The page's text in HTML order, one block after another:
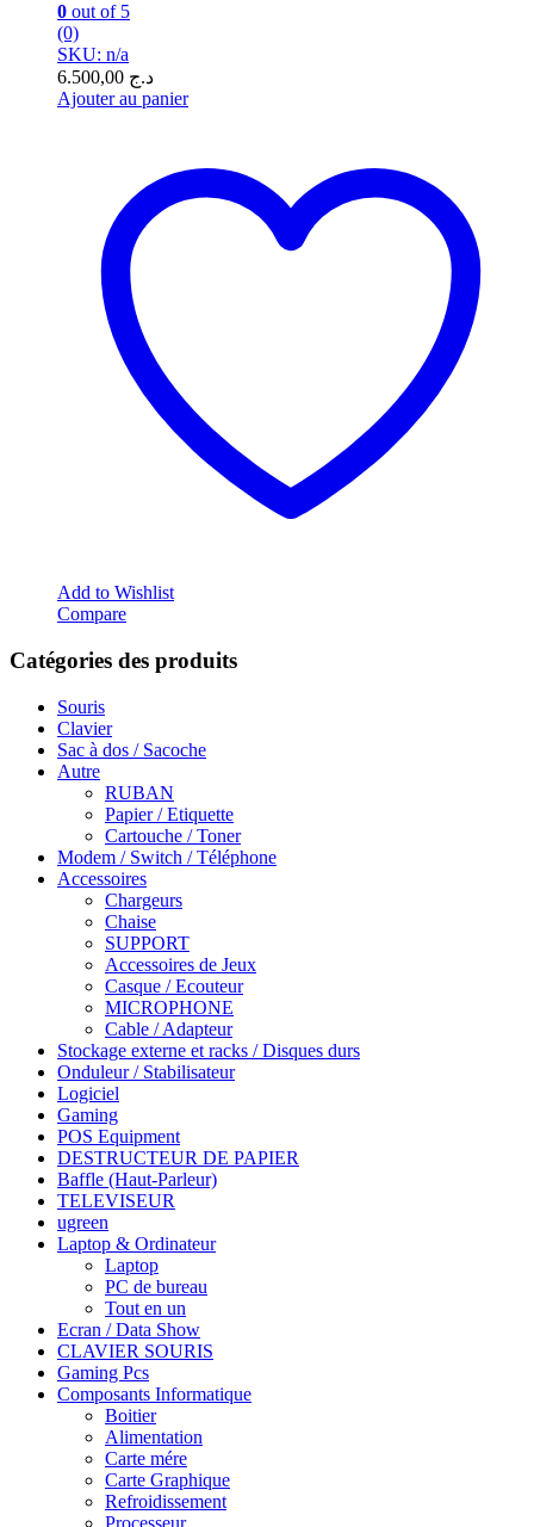
0 out of 5
(0)
SKU: n/a
د.ج
Ajouter au panier
Add to Wishlist
Compare
Catégories des produits
Souris
Clavier
Sac à dos / Sacoche
Autre
RUBAN
Papier / Etiquette
Cartouche / Toner
Modem / Switch / Téléphone
Accessoires
Chargeurs
Chaise
SUPPORT
Accessoires de Jeux
Casque / Ecouteur
MICROPHONE
Cable / Adapteur
Stockage externe et racks / Disques durs
Onduleur / Stabilisateur
Logiciel
Gaming
POS Equipment
DESTRUCTEUR DE PAPIER
Baffle (Haut-Parleur)
TELEVISEUR
ugreen
Laptop & Ordinateur
Laptop
PC de bureau
Tout en un
Ecran / Data Show
CLAVIER SOURIS
Gaming Pcs
Composants Informatique
Boitier
Alimentation
Carte mére
Carte Graphique
Refroidissement
Processeur